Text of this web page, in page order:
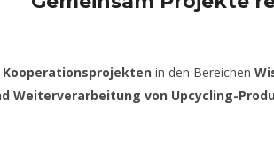
Kooperationsprojekten in den Bereichen
Weiterverarbeitung von Upcycling-